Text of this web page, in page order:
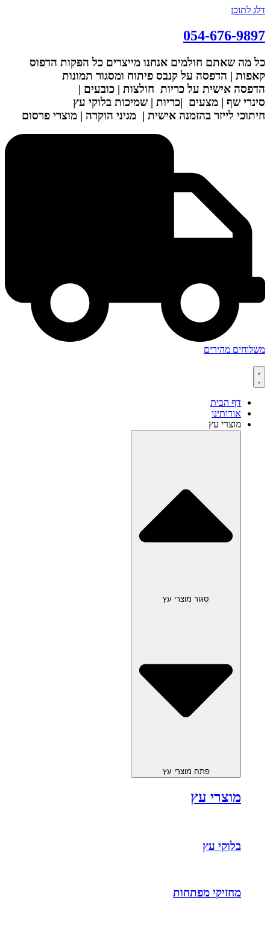
דלג לתוכן
054-676-9897
כל מה שאתם חולמים אנחנו מייצרים כל הפקות הדפוס
קאפות | הדפסה על קנבס פיתוח ומסגור תמונות
הדפסה אישית על כריות חולצות | כובעים |
סינרי שף | מצעים |כריות | שמיכות בלוקי עץ
חיתוכי לייזר בהזמנה אישית | מגיני הוקרה | מוצרי פרסום
משלוחים מהירים
דף הבית
אודותינו
מוצרי עץ
סגור מוצרי עץ
פתח מוצרי עץ
מוצרי עץ
בלוקי עץ
מחזיקי מפתחות